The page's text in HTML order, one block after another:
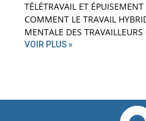
TÉLÉTRAVAIL ET
COMMENT LE TRAVAIL
MENTALE DES TRAVAILLEURS
VOIR PLUS »